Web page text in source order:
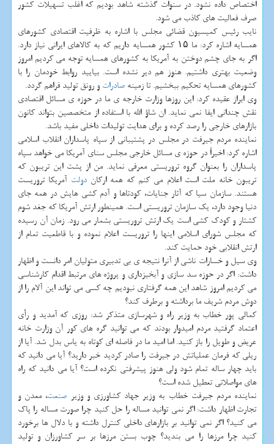
اختصاص داده نشود. در سنوات گذشته شاهد بودیم كه اغلب تسهیلات كشور
صرف فعالیت های كاذب می شود.
نایب رئیس كمیسیون قضائی مجلس با اشاره به ظرفیت اقتصادی كشورهای
همسایه اشاره كرد: ما ۱۵ كشور همسایه داریم كه به كالاهای ایرانی نیاز دارد.
اگر به جای چشم دوختن به آمریكا به كشورهای همسایه توجه می كردیم امروز
وضعیت بهتری داشتیم. هنوز هم دیر نشده است. بیایید روابط خودمان را با
كشورهای همسایه تحكیم ببخشیم. تا زمینه صادراتو رونق تولید فراهم گردد.
وی ابراز عقیده كرد: این روزها وزارت خارجه ی ما در حوزه ی مسائل اقتصادی
نقش چندانی ایفا نمی نماید. ان شاؤ الله با استفاده از متخصصین بتواند كانون
بازارهای خارجی را رصد كرده و برای هدایت تولیدات داخلی مفید باشد.
نماینده مردم جیرفت در مجلس در پشتیبانی از سپاه پاسداران انقلاب اسلامی
اشاره كرد: اخیراً در حوزه ی مسائل خارجی مجلس سنای آمریكا می خواهد سپاه
پاسداران را بعنوان گروه تروریستی معرفی نماید. من از پشت این تریبون كه
تریبون خانه ملت است اعلام می كنم كه همه اركاندولت آمریكا تروریست
هستند. سازمان سیا كه آثار جنایات، كودتاها و آدم كشی هایش در همه جای
دنیا وجود دارد، یك سازمان تروریستی است. همینطور ارتش آمریكا كه جغد شوم
كشتار و كودك كشی است یك ارتش تروریستی بشمار می رود. زمان آن رسیده
كه مجلس شورای اسلامی اینها را تروریست اعلام نموده و با قاطعیت تمام از
ارتش انقلابی خود حمایت كند.
وی سیل و خسارات ناشی از آنرا نتیجه ی بی تدبیری متولیان امر دانست و اظهار
داشت: اگر در حوزه سد سازی و آبخیزداری و پروژه های مرتبط اقدام كارشناسی
می كردیم امروز شاهد این همه گرفتاری نبودیم چه كسی می تواند این آلام را از
دوش مردم شریف ما برداشته و برطرف كند؟
كمالی پور خطاب به وزیر راه و شهرسازی متذكر شد: روزی كه آمدید و رأی
اعتماد گرفتید مردم امیدوار بودند كه می توانید گره های كور آن وزارت خانه
عریض و طویل را باز كنید. اما امید ما در فاصله ای كوتاه به یاس بدل شد. آیا از
ریلی كه فرمان عملیاتش در جیرفت را صادر كردید خبر دارید؟ آیا می دانید كه
باید چهار ساله تمام شود ولی هنوز پیشرفتی نكرده است؟ آیا می دانید كه راه
های مواصلاتی تعطیل شده است؟
نماینده مردم جیرفت خطاب به وزیر جهاد كشاورزی و وزیر صنعت، معدن و
تجارت اظهار داشت: اگر نمی توانید مساله را حل كنید چرا صورت مساله را پاك
می كنید؟ اگر نمی توانید بر بازارهای داخلی كنترل داشته و با دلال ها برخورد
كنید چرا مرزها را می بندید؟ چوب بستن مرزها بر سر كشاورزان و تولید